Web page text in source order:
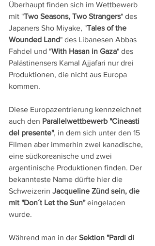
Überhaupt finden sich im Wettbewerb
mit "Two Seasons, Two Strangers" des
Japaners Sho Miyake, "Tales of the
Wounded Land" des Libanesen Abbas
Fahdel und "With Hasan in Gaza" des
Palästinensers Kamal Ajjafari nur drei
Produktionen, die nicht aus Europa
kommen.
Diese Europazentrierung kennzeichnet
auch den Parallelwettbewerb "Cineasti
del presente", in dem sich unter den 15
Filmen aber immerhin zwei kanadische,
eine südkoreanische und zwei
argentinische Produktionen finden. Der
bekannteste Name dürfte hier die
Schweizerin Jacqueline Zünd sein, die
mit "Don´t Let the Sun" eingeladen
wurde.
Während man in der Sektion "Pardi di